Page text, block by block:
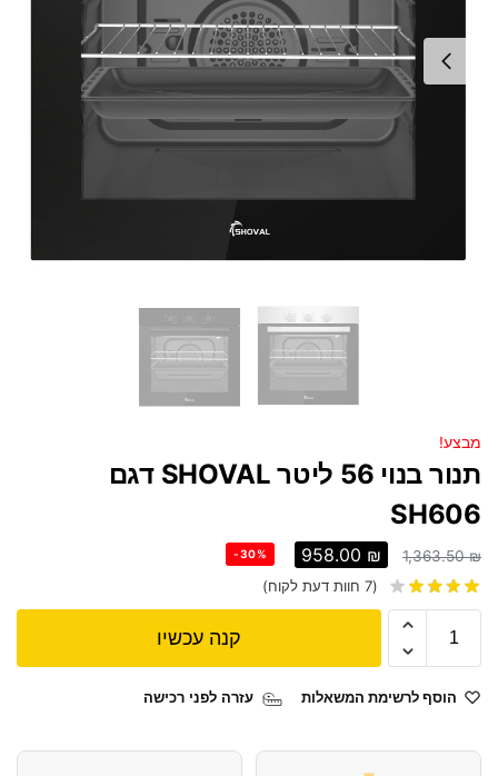
מבצע!
תנור בנוי 56 ליטר SHOVAL דגם
SH606
1,363.50₪
958.00 ₪
-30%
(
7 חוות דעת לקוח)
קנה עכשיו
הוסף לרשימת המשאלות עזרה לפני רכישה